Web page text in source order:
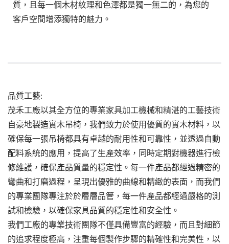
質，且每一個木材紋理和色澤都是獨一無二的，為您的
客戶空間增添獨特的魅力。
品質工藝:
茂禾工廠以其全方位的專業家具加工機械和精湛的工藝技術
自豪地製造實木吊椅，我們致力於使用優質的實木材料，以
確保每一張吊椅都具有卓越的耐用性和可靠性，並透過自動
配料系統的應用，提高了生產效率，同時定期對機器進行檢
修維護，確保產品質量的穩定性。每一件產品都經過精密的
彎曲和打磨過程，呈現出優雅的曲線和精緻的表面，而我們
的專業團隊專注於於層層品管，每一件產品都經過嚴格的測
試和檢驗，以確保家具品質的穩定性和安全性。
我們工廠的專業技術團隊不僅具備豐富的經驗，而且對細節
的追求程度極高，注重每個製作步驟的精確性和完美性，以